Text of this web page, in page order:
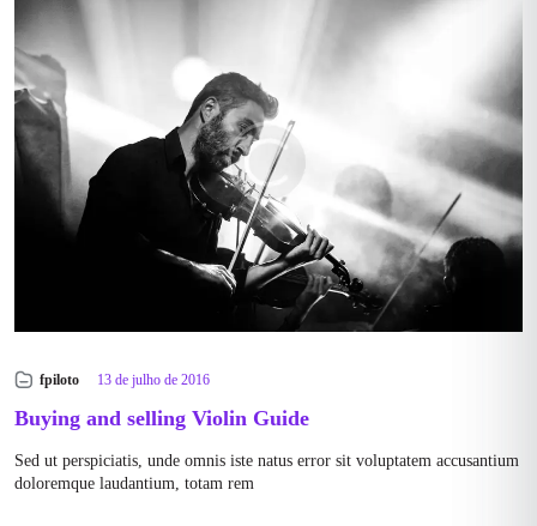
fpiloto 13 de julho de 2016
Buying and selling Violin Guide
Sed ut perspiciatis, unde omnis iste natus error sit voluptatem accusantium
doloremque laudantium, totam rem